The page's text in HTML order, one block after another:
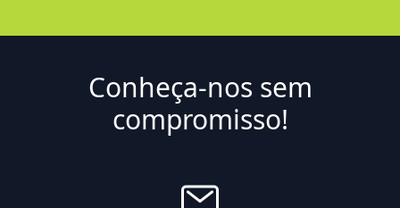
Conheça-nos sem
compromisso!